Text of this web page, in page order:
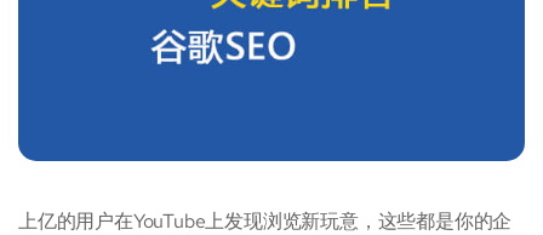
上亿的用户在YouTube上发现浏览新玩意，这些都是你的企